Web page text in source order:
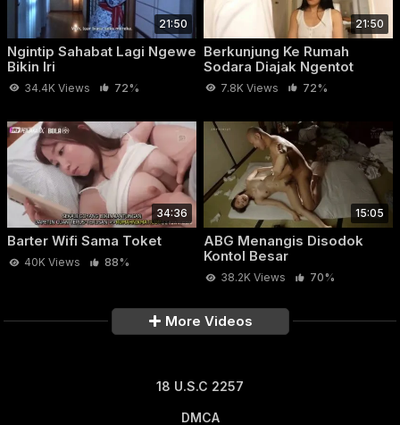
21:50
Ngintip Sahabat Lagi Ngewe
Bikin Iri
34.4K Views 72%
21:50
Berkunjung Ke Rumah
Sodara Diajak Ngentot
7.8K Views 72%
34:36
Barter Wifi Sama Toket
40K Views 88%
15:05
ABG Menangis Disodok
Kontol Besar
38.2K Views 70%
More Videos
18 U.S.C 2257
DMCA